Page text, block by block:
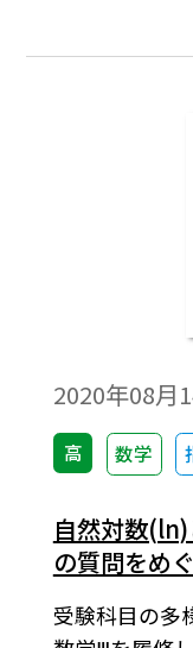
ィタ」で作成
エディタ」
す。会員向
2020年08月
高 数学
自然対数
の質問をめ
受験科目の多